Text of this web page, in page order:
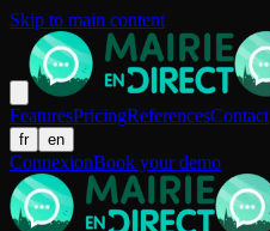
Skip to main content
FeaturesPricingReferencesContact
fr en
ConnexionBook your demo